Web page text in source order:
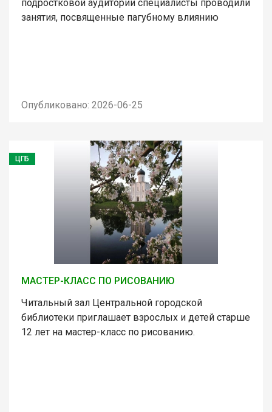
подростковой аудитории специалисты проводили
занятия, посвященные пагубному влиянию
Опубликовано: 2026-06-25
ЦГБ
МАСТЕР-КЛАСС ПО РИСОВАНИЮ
Читальный зал Центральной городской
библиотеки приглашает взрослых и детей старше
12 лет на мастер-класс по рисованию.